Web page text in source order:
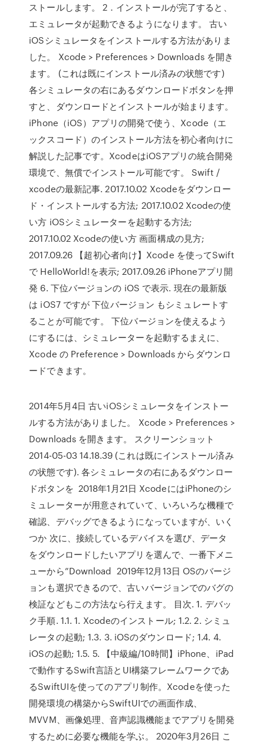
ストールします。 2．インストールが完了すると、
エミュレータが起動できるようになります。 古い
iOSシミュレータをインストールする方法がありま
した。 Xcode > Preferences > Downloads を開き
ます。 (これは既にインストール済みの状態です)
各シミュレータの右にあるダウンロードボタンを押
すと、ダウンロードとインストールが始まります。
iPhone（iOS）アプリの開発で使う、Xcode（エ
ックスコード）のインストール方法を初心者向けに
解説した記事です。XcodeはiOSアプリの統合開発
環境で、無償でインストール可能です。 Swift /
xcodeの最新記事. 2017.10.02 Xcodeをダウンロー
ド・インストールする方法; 2017.10.02 Xcodeの使
い方 iOSシミュレーターを起動する方法;
2017.10.02 Xcodeの使い方 画面構成の見方;
2017.09.26 【超初心者向け】Xcode を使ってSwift
で HelloWorld!を表示; 2017.09.26 iPhoneアプリ開
発 6. 下位バージョンの iOS で表示. 現在の最新版
は iOS7 ですが 下位バージョン もシミュレートす
ることが可能です。 下位バージョンを使えるよう
にするには、シミュレーターを起動するまえに、
Xcode の Preference > Downloads からダウンロ
ードできます。
2014年5月4日 古いiOSシミュレータをインストー
ルする方法がありました。 Xcode > Preferences >
Downloads を開きます。 スクリーンショット
2014-05-03 14.18.39 (これは既にインストール済み
の状態です). 各シミュレータの右にあるダウンロー
ドボタンを 2018年1月21日 XcodeにはiPhoneのシ
ミュレーターが用意されていて、いろいろな機種で
確認、デバッグできるようになっていますが、いく
つか 次に、接続しているデバイスを選び、データ
をダウンロードしたいアプリを選んで、一番下メニ
ューから”Download 2019年12月13日 OSのバージ
ョンも選択できるので、古いバージョンでのバグの
検証などもこの方法なら行えます。 目次. 1. デバッ
ク手順. 1.1. 1. Xcodeのインストール; 1.2. 2. シミュ
レータの起動; 1.3. 3. iOSのダウンロード; 1.4. 4.
iOSの起動; 1.5. 5. 【中級編/10時間】iPhone、iPad
で動作するSwift言語とUI構築フレームワークであ
るSwiftUIを使ってのアプリ制作。Xcodeを使った
開発環境の構築からSwiftUIでの画面作成、
MVVM、画像処理、音声認識機能までアプリを開発
するために必要な機能を学ぶ。 2020年3月26日 こ